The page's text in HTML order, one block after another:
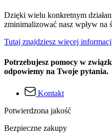
Dzięki wielu konkretnym
zminimalizować nasz wpływ na
Tutaj znajdziesz więcej
Potrzebujesz pomocy w
odpowiemy na Twoje pytania.
Kontakt
Potwierdzona jakość
Bezpieczne zakupy